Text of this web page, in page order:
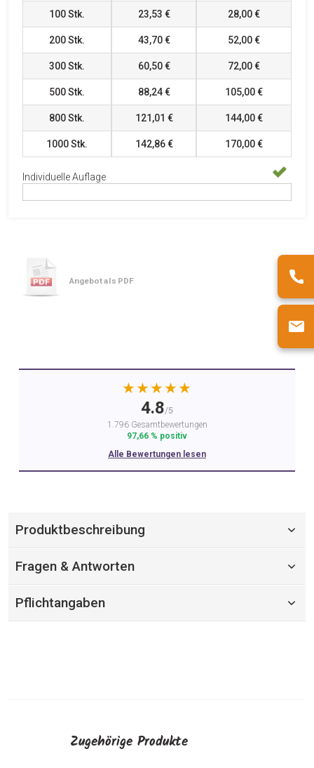
100Stk. 23,53 € 28,00 €
200Stk. 43,70 € 52,00 €
300Stk. 60,50 € 72,00 €
500Stk. 88,24 € 105,00 €
800Stk. 121,01 € 144,00 €
1000Stk. 142,86 € 170,00 €
Individuelle Auflage
Angebot als PDF
★★★★★
4.8/5
1.796 Gesamtbewertungen
97,66 % positiv
Alle Bewertungen lesen
Produktbeschreibung
Fragen & Antworten
Pflichtangaben
Zugehörige Produkte